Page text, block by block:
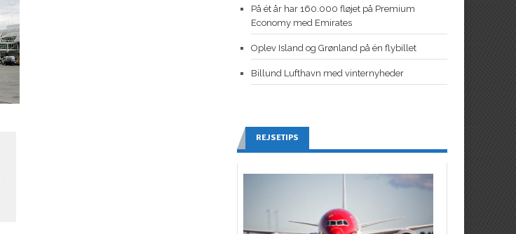
På ét år har 160.000 fløjet på Premium
Economy med Emirates
Oplev Island og Grønland på én flybillet
Billund Lufthavn med vinternyheder
REJSETIPS